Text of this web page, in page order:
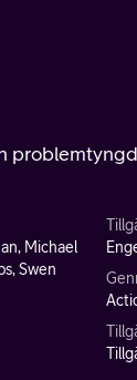
Michael
Swen